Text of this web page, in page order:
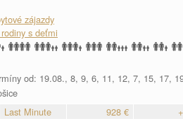
zájazdy
s deťmi
od: 19.08., 8, 9, 6, 11, 12, 7, 15, 17,
Last Minute 928 €